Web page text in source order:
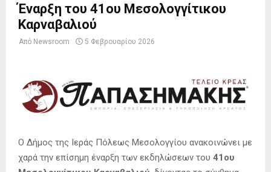
Έναρξη του 41ου Μεσολογγίτικου
Καρναβαλιού
Από Newsroom 5 Φεβρουαρίου 2026
Ο Δήμος της Ιεράς Πόλεως Μεσολογγίου ανακοινώνει με
χαρά την επίσημη έναρξη των εκδηλώσεων του 41ου